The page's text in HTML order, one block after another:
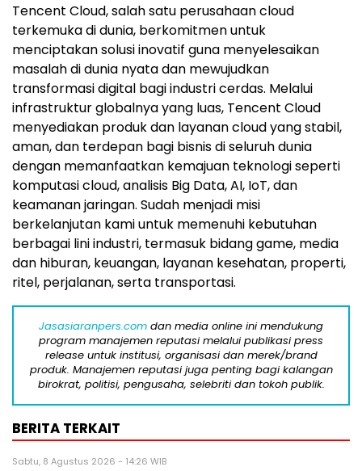
Tencent Cloud, salah satu perusahaan cloud
terkemuka di dunia, berkomitmen untuk
menciptakan solusi inovatif guna menyelesaikan
masalah di dunia nyata dan mewujudkan
transformasi digital bagi industri cerdas. Melalui
infrastruktur globalnya yang luas, Tencent Cloud
menyediakan produk dan layanan cloud yang stabil,
aman, dan terdepan bagi bisnis di seluruh dunia
dengan memanfaatkan kemajuan teknologi seperti
komputasi cloud, analisis Big Data, AI, IoT, dan
keamanan jaringan. Sudah menjadi misi
berkelanjutan kami untuk memenuhi kebutuhan
berbagai lini industri, termasuk bidang game, media
dan hiburan, keuangan, layanan kesehatan, properti,
ritel, perjalanan, serta transportasi.
Jasasiaranpers.com dan media online ini mendukung
program manajemen reputasi melalui publikasi press
release untuk institusi, organisasi dan merek/brand
produk. Manajemen reputasi juga penting bagi kalangan
birokrat, politisi, pengusaha, selebriti dan tokoh publik.
BERITA TERKAIT
Sabtu, 8 Agustus 2026 - 14:26 WIB